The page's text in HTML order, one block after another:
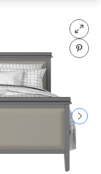
Open
Pin